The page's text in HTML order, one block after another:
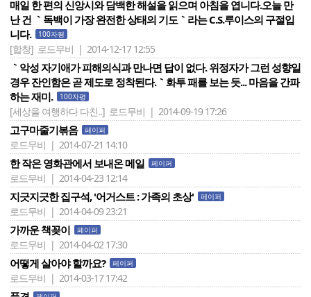
매일 한 편의 신앙시와 담백한 해설을 읽으며 아침을 엽니다.오늘 만
난 건 ｀독백이 가장 완전한 상태의 기도｀라는 C.S.루이스의 구절입
니다.
100자평
[합창] 로드무비 | 2014-12-17 12:55
｀악성 자기애가 피해의식과 만나면 답이 없다. 위정자가 그런 성향일
경우 잔인함은 곧 제도로 정착된다.｀화투 패를 보는 듯... 마음을 간파
하는 재미.
100자평
[세상을 여행하다 다친..] 로드무비 | 2014-09-19 17:26
고구마줄기볶음 페이퍼
로드무비 | 2014-07-21 14:10
한 작은 영화관에서 보내온 메일 페이퍼
로드무비 | 2014-04-23 12:14
지긋지긋한 집구석, '어거스트 : 가족의 초상' 페이퍼
로드무비 | 2014-04-09 23:21
가까운 책꽂이 페이퍼
로드무비 | 2014-04-02 17:30
어떻게 살아야 할까요? 페이퍼
로드무비 | 2014-03-17 17:42